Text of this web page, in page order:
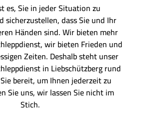
es, Sie in jeder Situation zu
sicherzustellen, dass Sie und Ihr
Händen sind. Wir bieten mehr
wir bieten Frieden und
Zeiten. Deshalb steht unser
in Liebschützberg rund
bereit, um Ihnen jederzeit zu
Sie uns, wir lassen Sie nicht im
Stich.